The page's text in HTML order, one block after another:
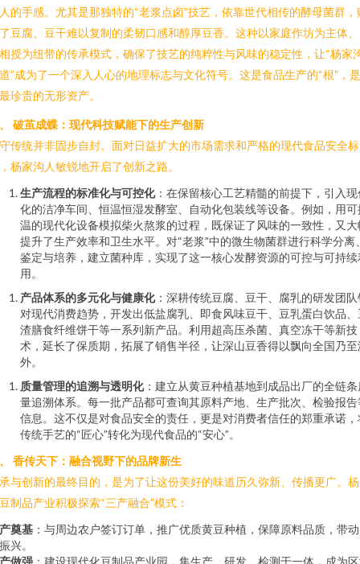
的手感。尤其是那独特的“老浆点卤”技艺，依靠世代相传的酵母菌群，
豆腐、豆干难以复制的柔韧口感和醇厚豆香。这种以家庭作坊为主体
授为纽带的传承模式，确保了技艺的纯粹性与风味的稳定性，让“杨家
”成为了一个深入人心的地理标志与文化符号。这是食品生产的“根”，
珍贵的无形资产。
破茧成蝶：现代科技赋能下的生产创新
传统并非固步自封。面对日益扩大的市场需求和严格的现代食品安全标
杨家沟人敏锐地开启了创新之路。
生产流程的标准化与可控化：在保留核心工艺精髓的前提下，引入现
化的洁净车间、恒温恒湿发酵室、自动化包装线等设备。例如，用可
温的现代化设备模拟柴火熬浆的过程，既保证了风味的一致性，又大
提升了生产效率和卫生水平。对“老浆”中的微生物菌群进行科学分离
鉴定与培养，建立菌种库，实现了这一核心发酵资源的可控与可持续
用。
产品体系的多元化与健康化：深耕传统豆腐、豆干、腐乳的研发团队
对现代消费趋势，开发出低盐腐乳、即食风味豆干、豆乳蛋白饮品、
渣膳食纤维饼干等一系列新产品。利用超高压杀菌、真空冻干等新技
术，延长了保质期，拓展了销售半径，让深山豆香得以飘向全国乃至
外。
质量管理的追溯与透明化：建立从黄豆种植基地到成品出厂的全链条
量追溯体系。每一批产品都可查询其原料产地、生产批次、检验报告
信息。这不仅是对食品安全的责任，更是对消费者信任的郑重承诺，
传统手艺的“匠心”转化为现代食品的“安心”。
香传天下：融合视野下的品牌新生
与创新的最终目的，是为了让这份美好的味道历久弥新、传播更广。
制品产业积极探索“三产融合”模式：
奠基 ：与周边农户签订订单，推广优质黄豆种植，保障原料品质，带
兴。
做强 ：建设现代化豆制品产业园，集生产、研发、检测于一体，成为